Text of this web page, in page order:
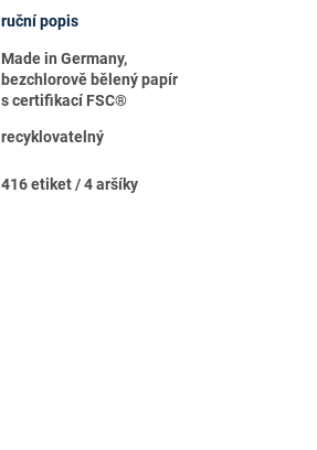
ruční popis
Made in Germany,
bezchlorově bělený papír
s certifikací FSC®
recyklovatelný
416 etiket / 4 aršíky